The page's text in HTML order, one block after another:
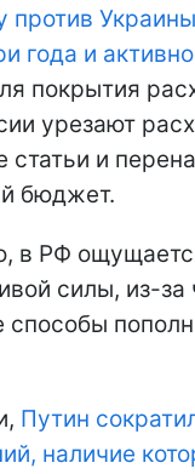
против
года и
покрытия
урезают
статьи и
бюджет.
в РФ
силы, из-за
Путин
наличие